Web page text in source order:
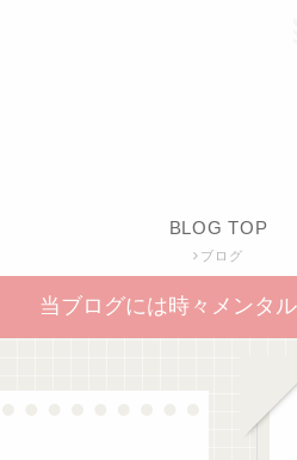
BLOG TOP
ブログ
当ブログには時々メンタ